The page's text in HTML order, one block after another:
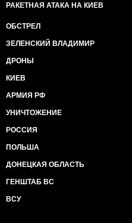
РАКЕТНАЯ АТАКА НА КИЕВ
ОБСТРЕЛ
ЗЕЛЕНСКИЙ ВЛАДИМИР
ДРОНЫ
КИЕВ
АРМИЯ РФ
УНИЧТОЖЕНИЕ
РОССИЯ
ПОЛЬША
ДОНЕЦКАЯ ОБЛАСТЬ
ГЕНШТАБ ВС
ВСУ